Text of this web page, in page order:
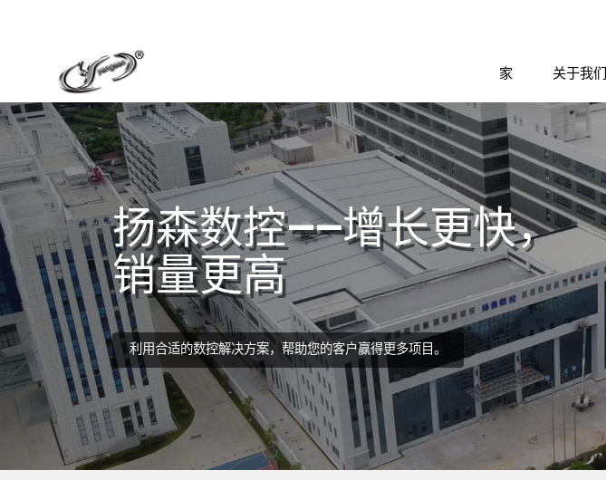
家 关于我们
扬森数控——增长更快，
销量更高
利用合适的数控解决方案，帮助您的客户赢得更多项目。